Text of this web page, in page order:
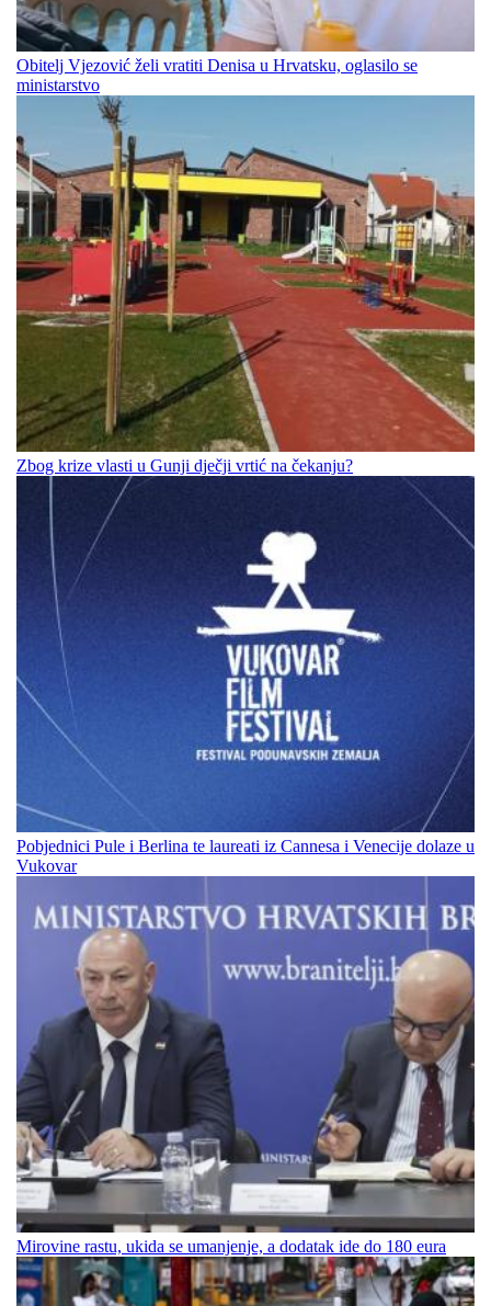
Obitelj Vjezović želi vratiti Denisa u Hrvatsku, oglasilo se
ministarstvo
Zbog krize vlasti u Gunji dječji vrtić na čekanju?
Pobjednici Pule i Berlina te laureati iz Cannesa i Venecije dolaze u
Vukovar
Mirovine rastu, ukida se umanjenje, a dodatak ide do 180 eura